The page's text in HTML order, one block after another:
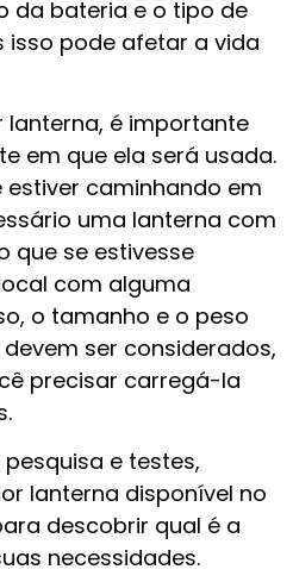
da bateria e o tipo de
isso pode afetar a vida
lanterna, é importante
em que ela será usada.
estiver caminhando em
uma lanterna com
que se estivesse
com alguma
o tamanho e o peso
ser considerados,
precisar carregá-la
e testes,
lanterna disponível no
descobrir qual é a
necessidades.